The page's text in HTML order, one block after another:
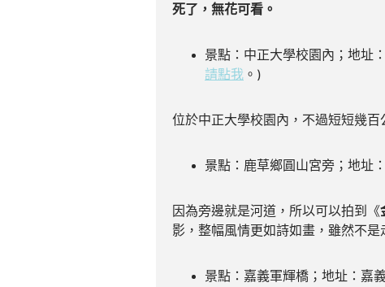
死了，無花可看。
景點：中正大學校園內；地址
請點我 。)
位於中正大學校園內，不過短短幾
景點：鹿草鄉圓山宮旁；地址
因為旁邊就是河道，所以可以拍到《
影，整幅風情更如詩如畫，雖然不
景點：嘉義軍輝橋；地址：嘉